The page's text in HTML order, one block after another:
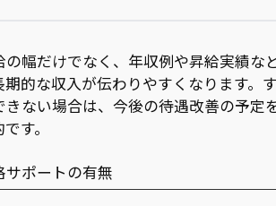
の幅だけでなく、年収例や昇給実績な
的な収入が伝わりやすくなります。
きない場合は、今後の待遇改善の予定
す。
ポートの有無